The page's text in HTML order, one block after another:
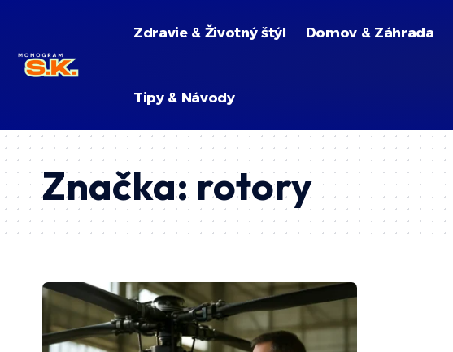
Zdravie & Životný štýl Domov & Záhrada
Tipy & Návody
Značka:rotory